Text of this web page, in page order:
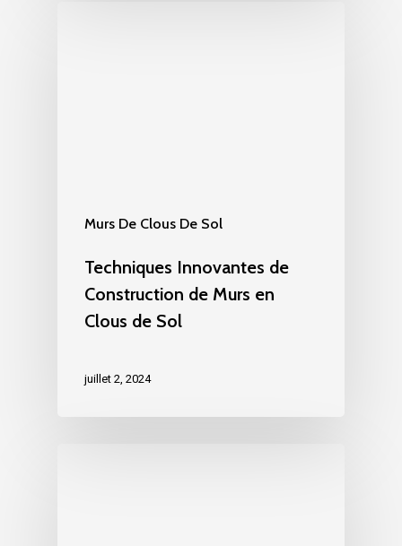
Murs De Clous De Sol
Techniques Innovantes de
Construction de Murs en
Clous de Sol
juillet 2, 2024